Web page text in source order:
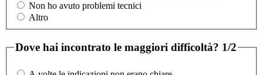
Non ho avuto problemi tecnici
Altro
Dove hai incontrato le maggiori difficoltà? 1/2